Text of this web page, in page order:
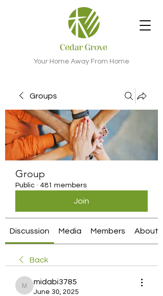
Your Home Away From Home
Groups
Group
Public · 481 members
Join
Discussion Media Members About
Back
midabi3785
midabi3785
June 30, 2025